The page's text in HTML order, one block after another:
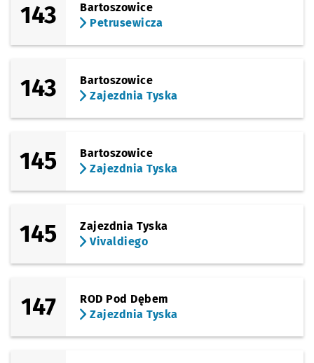
143
Bartoszowice
Petrusewicza
143
Bartoszowice
Zajezdnia Tyska
145
Bartoszowice
Zajezdnia Tyska
145
Zajezdnia Tyska
Vivaldiego
147
ROD Pod Dębem
Zajezdnia Tyska